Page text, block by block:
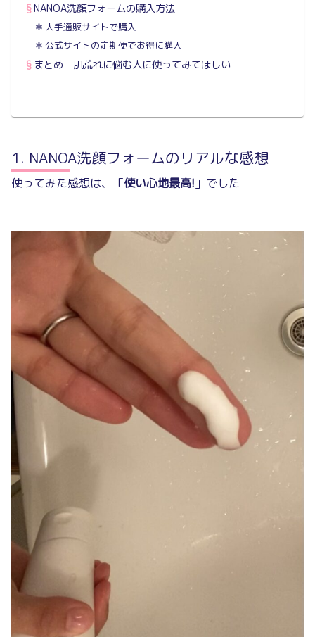
NANOA洗顔フォームの購入方法
大手通販サイトで購入
公式サイトの定期便でお得に購入
まとめ 肌荒れに悩む人に使ってみてほしい
NANOA洗顔フォームのリアルな感想
使ってみた感想は、「使い心地最高! 」でした